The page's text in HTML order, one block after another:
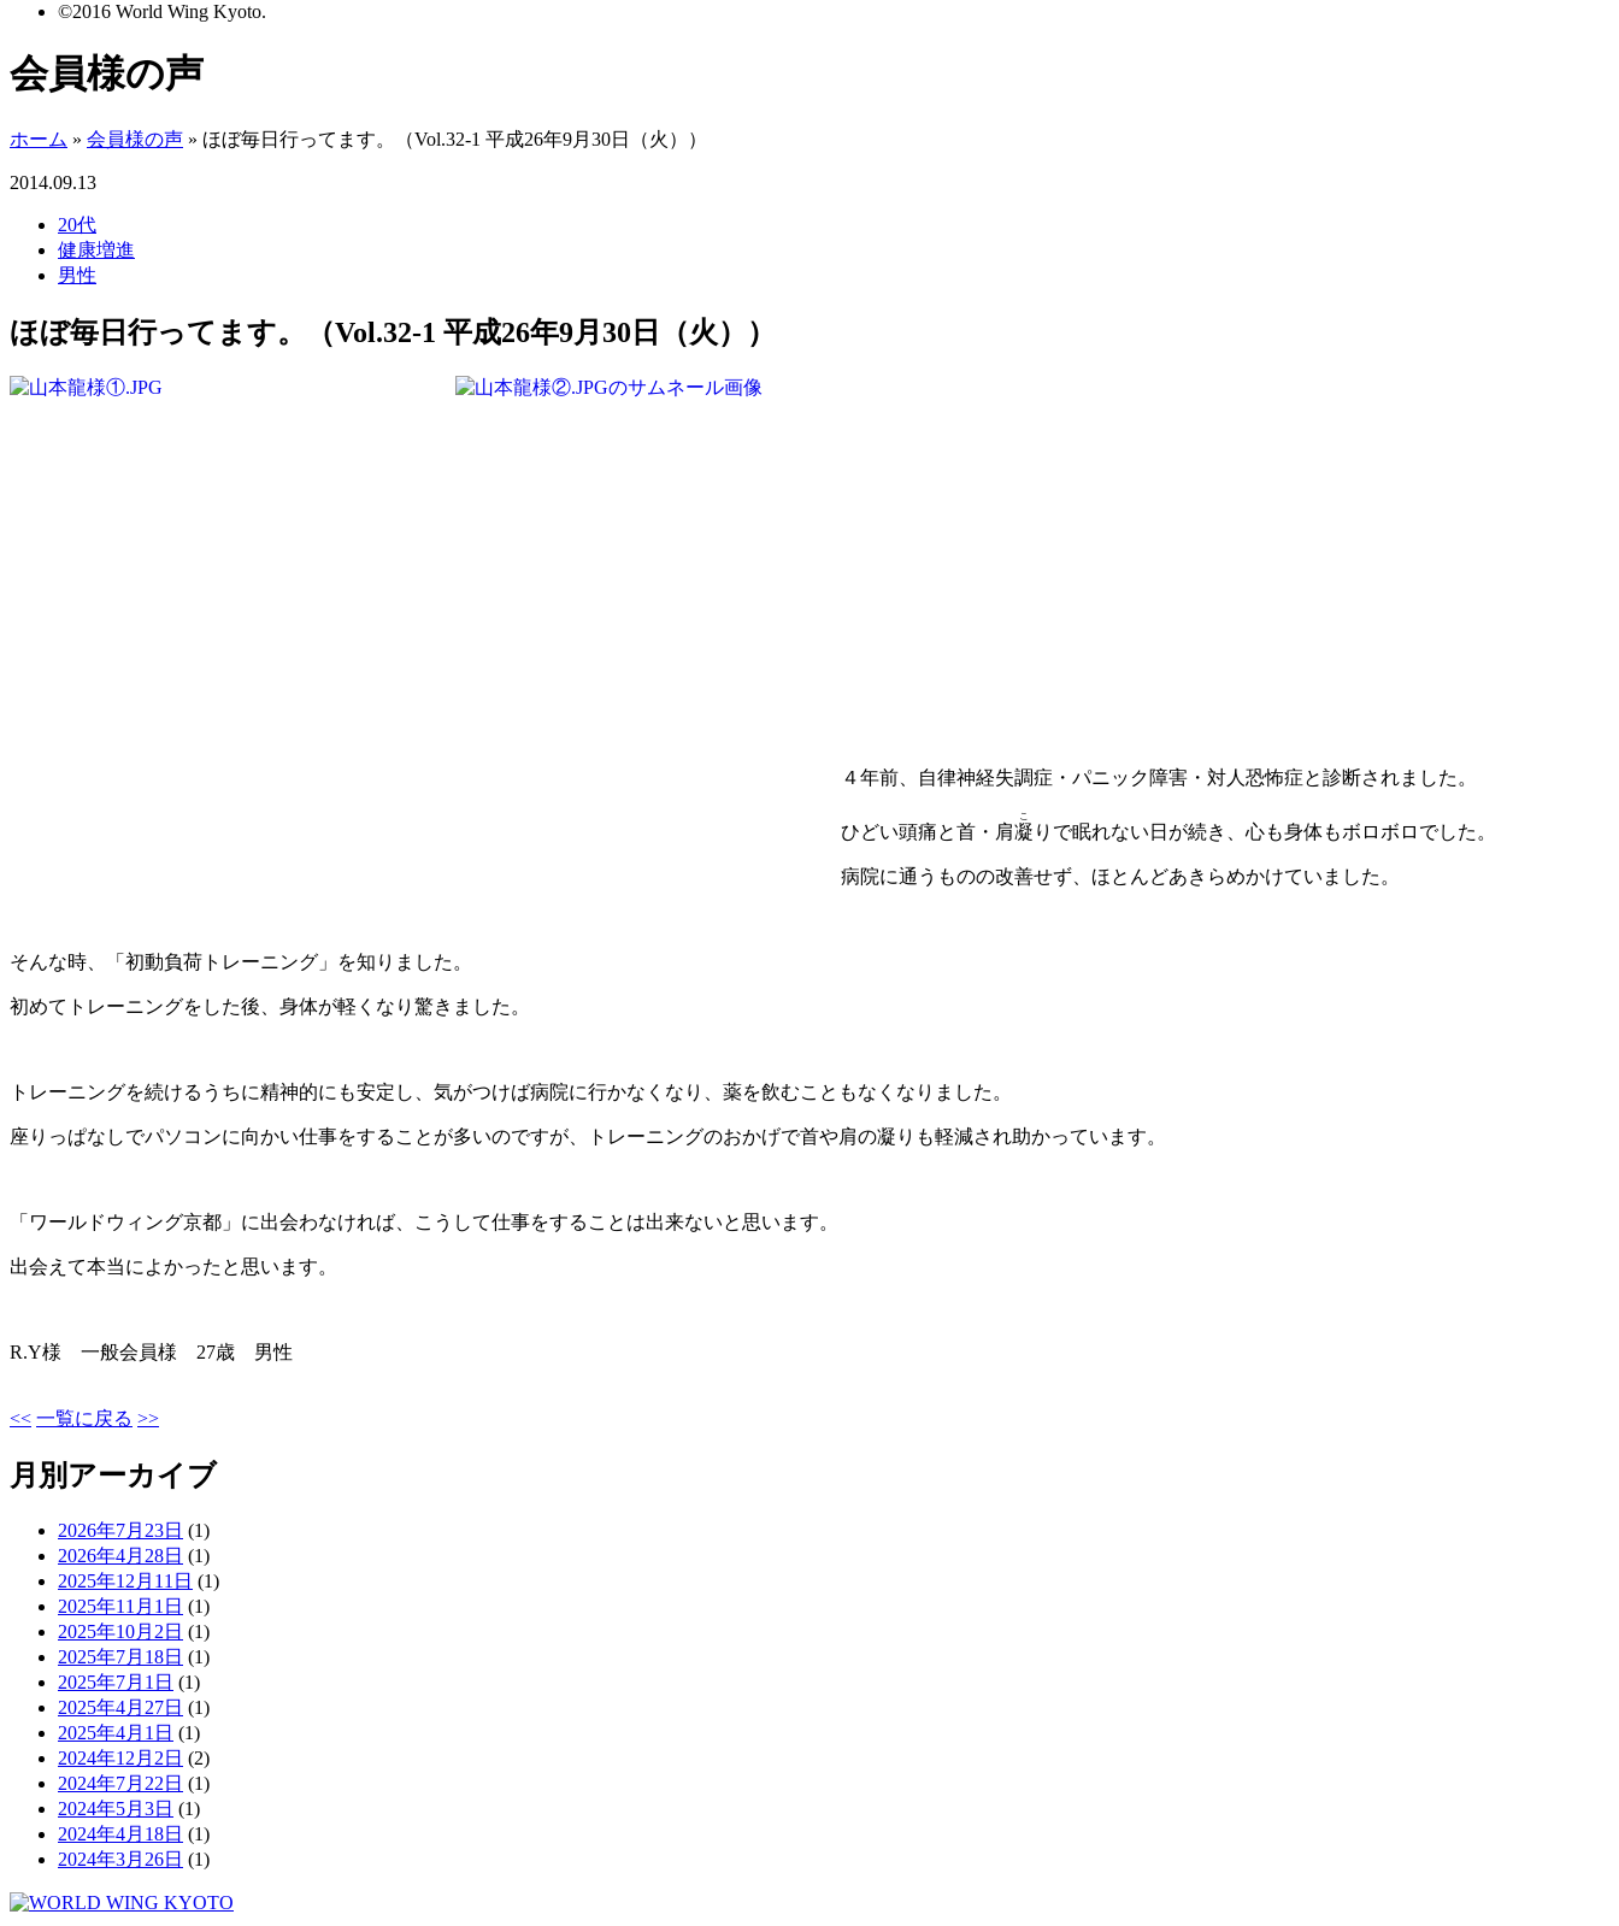
©2016 World Wing Kyoto.
会員様の声
ホーム » 会員様の声 » ほぼ毎日行ってます。（Vol.32-1 平成26年9月30日（火））
2014.09.13
20代
健康増進
男性
ほぼ毎日行ってます。（Vol.32-1 平成26年9月30日（火））
４年前、自律神経失調症・パニック障害・対人恐怖症と診断されました。
ひどい頭痛と首・肩凝
こ
りで眠れない日が続き、心も身体もボロボロでした。
病院に通うものの改善せず、ほとんどあきらめかけていました。
そんな時、「初動負荷トレーニング」を知りました。
初めてトレーニングをした後、身体が軽くなり驚きました。
トレーニングを続けるうちに精神的にも安定し、気がつけば病院に行かなくなり、薬を飲むこともなくなりました。
座りっぱなしでパソコンに向かい仕事をすることが多いのですが、トレーニングのおかげで首や肩の凝りも軽減され助かっています。
「ワールドウィング京都」に出会わなければ、こうして仕事をすることは出来ないと思います。
出会えて本当によかったと思います。
R.Y様 一般会員様 27歳 男性
<< 一覧に戻る >>
月別アーカイブ
2026年7月23日 (1)
2026年4月28日 (1)
2025年12月11日 (1)
2025年11月1日 (1)
2025年10月2日 (1)
2025年7月18日 (1)
2025年7月1日 (1)
2025年4月27日 (1)
2025年4月1日 (1)
2024年12月2日 (2)
2024年7月22日 (1)
2024年5月3日 (1)
2024年4月18日 (1)
2024年3月26日 (1)